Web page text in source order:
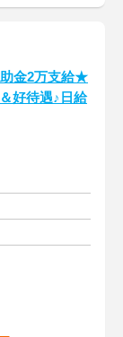
助金2万支給★
好待遇♪日給